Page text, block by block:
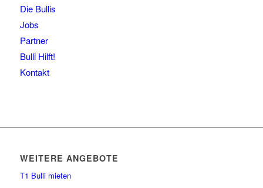
Die Bullis
Jobs
Partner
Bulli Hilft!
Kontakt
WEITERE ANGEBOTE
T1 Bulli mieten